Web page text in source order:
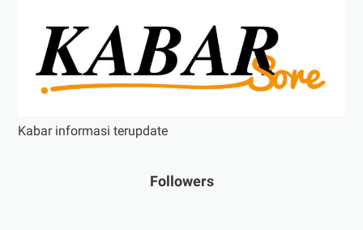
Kabar informasi terupdate
Followers